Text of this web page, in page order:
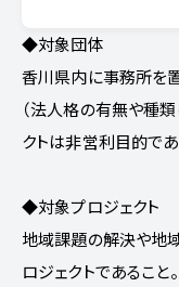
◆対象団体
香川県内に事務所を置
（法人格の有無や種
クトは非営利目的であ
◆対象プロジェクト
地域課題の解決や地
ロジェクトであること。